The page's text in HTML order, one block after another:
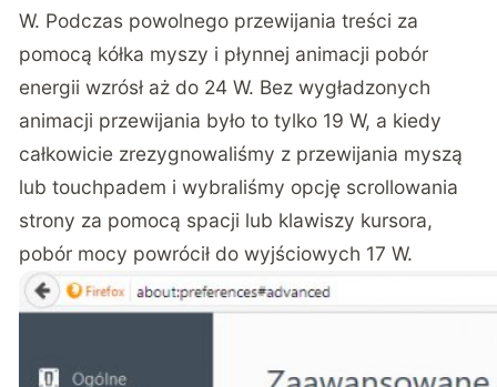
W. Podczas powolnego przewijania treści za
pomocą kółka myszy i płynnej animacji pobór
energii wzrósł aż do 24 W. Bez wygładzonych
animacji przewijania było to tylko 19 W, a kiedy
całkowicie zrezygnowaliśmy z przewijania myszą
lub touchpadem i wybraliśmy opcję scrollowania
strony za pomocą spacji lub klawiszy kursora,
pobór mocy powrócił do wyjściowych 17 W.